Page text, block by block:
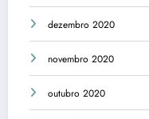
dezembro 2020
novembro 2020
outubro 2020